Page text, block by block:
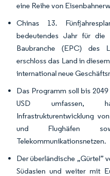
eine Reihe von
Chinas 13.
bedeutendes Jahr für die
Baubranche (EPC) des
erschloss das Land in
international neue
Das Programm soll bis
USD umfassen,
Infrastrukturentwicklung
und Flughäfen
Telekommunikationsnetzen.
Der überländische „Gürtel”
Südasien und weiter mit